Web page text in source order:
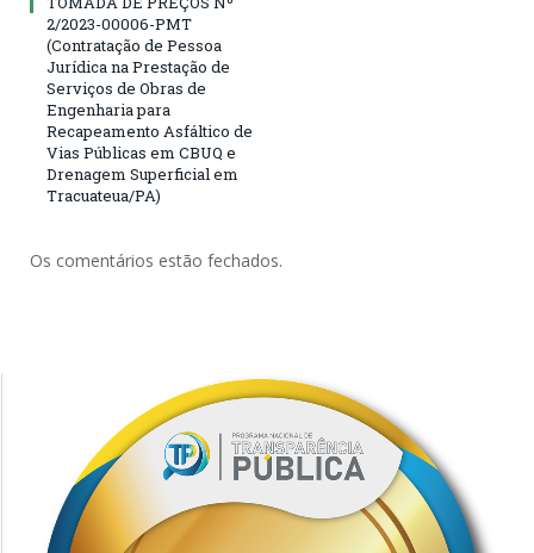
2/2023-00006-PMT
(Contratação de Pessoa
Jurídica na Prestação de
Serviços de Obras de
Engenharia para
Recapeamento Asfáltico de
Vias Públicas em CBUQ e
Drenagem Superficial em
Tracuateua/PA)
Os comentários estão fechados.